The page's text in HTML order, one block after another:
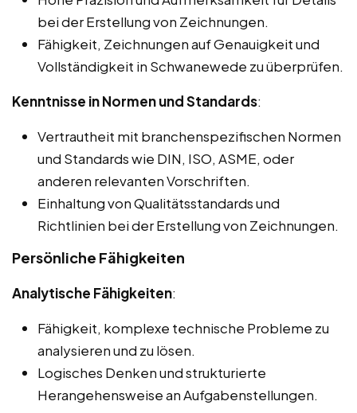
bei der Erstellung von Zeichnungen.
Fähigkeit, Zeichnungen auf Genauigkeit und
Vollständigkeit in Schwanewede zu überprüfen.
Kenntnisse in Normen und Standards:
Vertrautheit mit branchenspezifischen Normen
und Standards wie DIN, ISO, ASME, oder
anderen relevanten Vorschriften.
Einhaltung von Qualitätsstandards und
Richtlinien bei der Erstellung von Zeichnungen.
Persönliche Fähigkeiten
Analytische Fähigkeiten:
Fähigkeit, komplexe technische Probleme zu
analysieren und zu lösen.
Logisches Denken und strukturierte
Herangehensweise an Aufgabenstellungen.